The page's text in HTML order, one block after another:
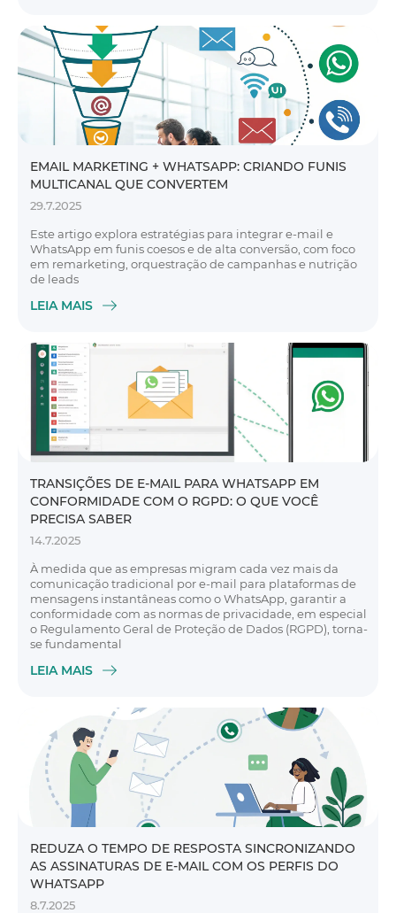
EMAIL MARKETING + WHATSAPP: CRIANDO FUNIS
MULTICANAL QUE CONVERTEM
29.7.2025
Este artigo explora estratégias para integrar e-mail e
WhatsApp em funis coesos e de alta conversão, com foco
em remarketing, orquestração de campanhas e nutrição
de leads
LEIA MAIS
TRANSIÇÕES DE E-MAIL PARA WHATSAPP EM
CONFORMIDADE COM O RGPD: O QUE VOCÊ
PRECISA SABER
14.7.2025
À medida que as empresas migram cada vez mais da
comunicação tradicional por e-mail para plataformas de
mensagens instantâneas como o WhatsApp, garantir a
conformidade com as normas de privacidade, em especial
o Regulamento Geral de Proteção de Dados (RGPD), torna-
se fundamental
LEIA MAIS
REDUZA O TEMPO DE RESPOSTA SINCRONIZANDO
AS ASSINATURAS DE E-MAIL COM OS PERFIS DO
WHATSAPP
8.7.2025